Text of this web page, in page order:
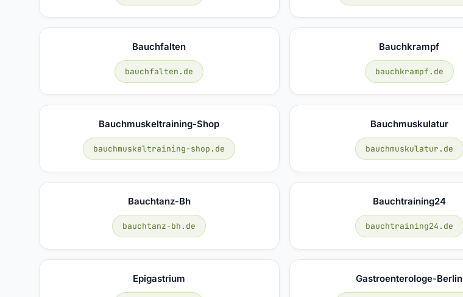
Bauchfalten
bauchfalten.de
Bauchkrampf
bauchkrampf.de
Bauchmuskeltraining-Shop
bauchmuskeltraining-shop.de
Bauchmuskulatur
bauchmuskulatur.de
Bauchtanz-Bh
bauchtanz-bh.de
Bauchtraining24
bauchtraining24.de
Epigastrium Gastroenterologe-Berlin